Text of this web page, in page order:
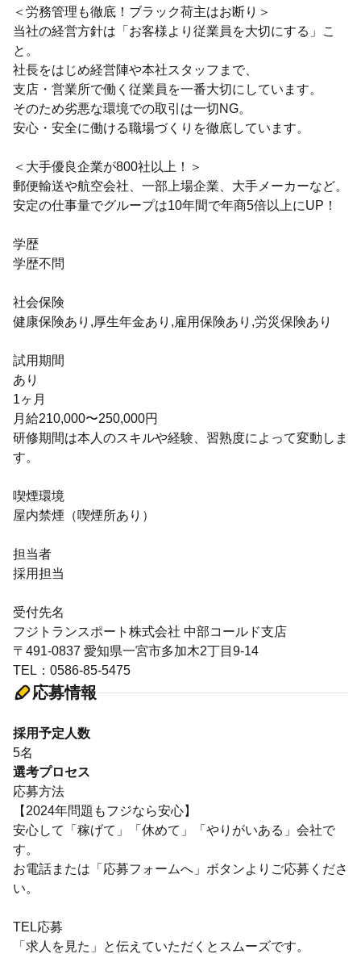
＜労務管理も徹底！ブラック荷主はお断り＞
当社の経営方針は「お客様より従業員を大切にする」こ
と。
社長をはじめ経営陣や本社スタッフまで、
支店・営業所で働く従業員を一番大切にしています。
そのため劣悪な環境での取引は一切NG。
安心・安全に働ける職場づくりを徹底しています。
＜大手優良企業が800社以上！＞
郵便輸送や航空会社、一部上場企業、大手メーカーなど。
安定の仕事量でグループは10年間で年商5倍以上にUP！
学歴
学歴不問
社会保険
健康保険あり,厚生年金あり,雇用保険あり,労災保険あり
試用期間
あり
1ヶ月
月給210,000〜250,000円
研修期間は本人のスキルや経験、習熟度によって変動しま
す。
喫煙環境
屋内禁煙（喫煙所あり）
担当者
採用担当
受付先名
フジトランスポート株式会社 中部コールド支店
〒491-0837 愛知県一宮市多加木2丁目9-14
TEL：0586-85-5475
応募情報
採用予定人数
5名
選考プロセス
応募方法
【2024年問題もフジなら安心】
安心して「稼げて」「休めて」「やりがいある」会社で
す。
お電話または「応募フォームへ」ボタンよりご応募くださ
い。
TEL応募
「求人を見た」と伝えていただくとスムーズです。